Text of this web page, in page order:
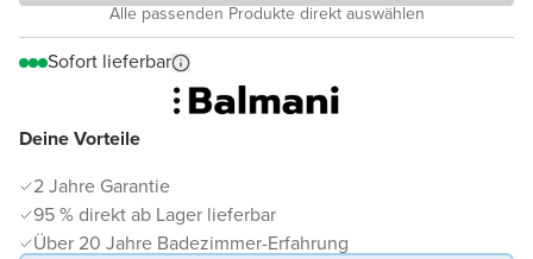
Deine Vorteile
2 Jahre Garantie
95 % direkt ab Lager lieferbar
Über 20 Jahre Badezimmer-Erfahrung
Alle passenden Produkte direkt auswählen
Sofort lieferbar